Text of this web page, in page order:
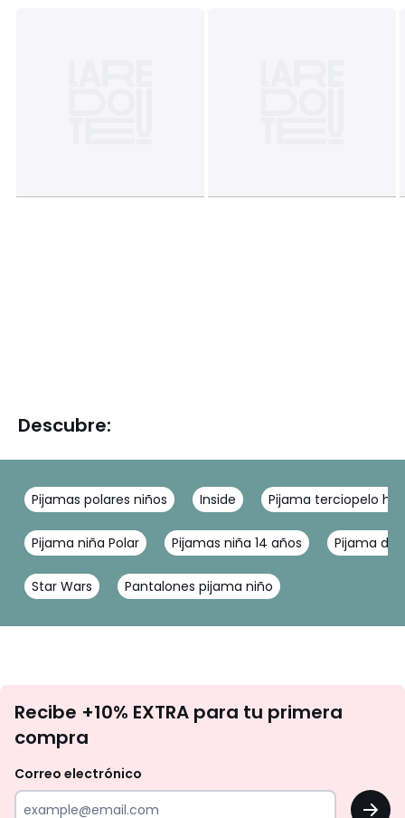
Descubre:
Pijamas polares niños Inside Pijama terciopelo
Pijama niña Polar Pijamas niña 14 años Pijama de
Star Wars Pantalones pijama niño
te
tu
Recibe +10% EXTRA para tu primera
compra
Correo electrónico
OK